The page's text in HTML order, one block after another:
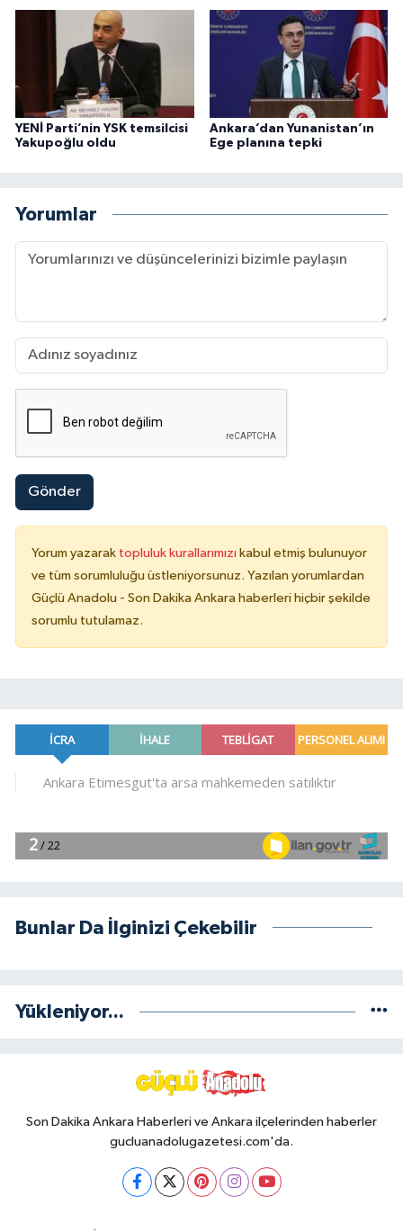
YENİ Parti’nin YSK temsilcisi
Yakupoğlu oldu
Ankara’dan Yunanistan’ın
Ege planına tepki
Yorumlar
Gönder
Yorum yazarak topluluk kurallarımızı kabul etmiş bulunuyor
ve tüm sorumluluğu üstleniyorsunuz. Yazılan yorumlardan
Güçlü Anadolu - Son Dakika Ankara haberleri hiçbir şekilde
sorumlu tutulamaz.
Bunlar Da İlginizi Çekebilir
Yükleniyor...
Son Dakika Ankara Haberleri ve Ankara ilçelerinden haberler
gucluanadolugazetesi.com'da.